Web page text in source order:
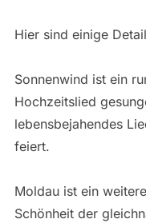
Hier sind einige
Sonnenwind ist ein
Hochzeitslied
lebensbejahendes
feiert.
Moldau ist ein
Schönheit der